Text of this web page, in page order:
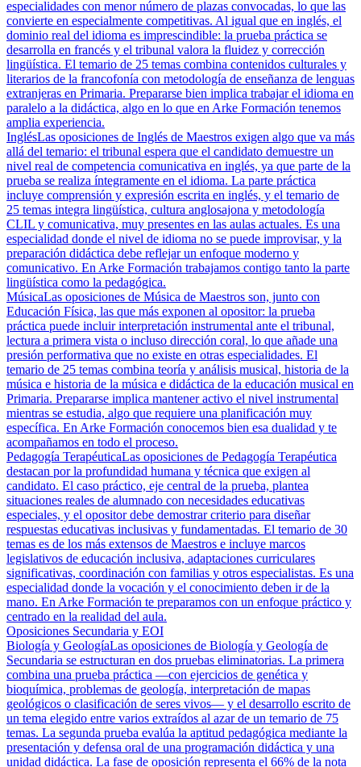
especialidades con menor número de plazas convocadas, lo que las
convierte en especialmente competitivas. Al igual que en inglés, el
dominio real del idioma es imprescindible: la prueba práctica se
desarrolla en francés y el tribunal valora la fluidez y corrección
lingüística. El temario de 25 temas combina contenidos culturales y
literarios de la francofonía con metodología de enseñanza de lenguas
extranjeras en Primaria. Prepararse bien implica trabajar el idioma en
paralelo a la didáctica, algo en lo que en Arke Formación tenemos
amplia experiencia.
InglésLas oposiciones de Inglés de Maestros exigen algo que va más
allá del temario: el tribunal espera que el candidato demuestre un
nivel real de competencia comunicativa en inglés, ya que parte de la
prueba se realiza íntegramente en el idioma. La parte práctica
incluye comprensión y expresión escrita en inglés, y el temario de
25 temas integra lingüística, cultura anglosajona y metodología
CLIL y comunicativa, muy presentes en las aulas actuales. Es una
especialidad donde el nivel de idioma no se puede improvisar, y la
preparación didáctica debe reflejar un enfoque moderno y
comunicativo. En Arke Formación trabajamos contigo tanto la parte
lingüística como la pedagógica.
MúsicaLas oposiciones de Música de Maestros son, junto con
Educación Física, las que más exponen al opositor: la prueba
práctica puede incluir interpretación instrumental ante el tribunal,
lectura a primera vista o incluso dirección coral, lo que añade una
presión performativa que no existe en otras especialidades. El
temario de 25 temas combina teoría y análisis musical, historia de la
música e historia de la música e didáctica de la educación musical en
Primaria. Prepararse implica mantener activo el nivel instrumental
mientras se estudia, algo que requiere una planificación muy
específica. En Arke Formación conocemos bien esa dualidad y te
acompañamos en todo el proceso.
Pedagogía TerapéuticaLas oposiciones de Pedagogía Terapéutica
destacan por la profundidad humana y técnica que exigen al
candidato. El caso práctico, eje central de la prueba, plantea
situaciones reales de alumnado con necesidades educativas
especiales, y el opositor debe demostrar criterio para diseñar
respuestas educativas inclusivas y fundamentadas. El temario de 30
temas es de los más extensos de Maestros e incluye marcos
legislativos de educación inclusiva, adaptaciones curriculares
significativas, coordinación con familias y otros especialistas. Es una
especialidad donde la vocación y el conocimiento deben ir de la
mano. En Arke Formación te preparamos con un enfoque práctico y
centrado en la realidad del aula.
Oposiciones Secundaria y EOI
Biología y GeologíaLas oposiciones de Biología y Geología de
Secundaria se estructuran en dos pruebas eliminatorias. La primera
combina una prueba práctica —con ejercicios de genética y
bioquímica, problemas de geología, interpretación de mapas
geológicos o clasificación de seres vivos— y el desarrollo escrito de
un tema elegido entre varios extraídos al azar de un temario de 75
temas. La segunda prueba evalúa la aptitud pedagógica mediante la
presentación y defensa oral de una programación didáctica y una
unidad didáctica. La fase de oposición representa el 66% de la nota